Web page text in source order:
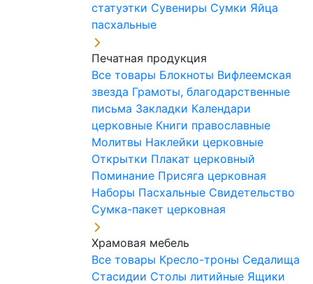
статуэтки Сувениры Сумки Яйца
пасхальные
Печатная продукция
Все товары Блокноты Вифлеемская
звезда Грамоты, благодарственные
письма Закладки Календари
церковные Книги православные
Молитвы Наклейки церковные
Открытки Плакат церковный
Поминание Присяга церковная
Наборы Пасхальные Свидетельство
Сумка-пакет церковная
Храмовая мебель
Все товары Кресло-троны Седалища
Стасидии Столы литийные Ящики